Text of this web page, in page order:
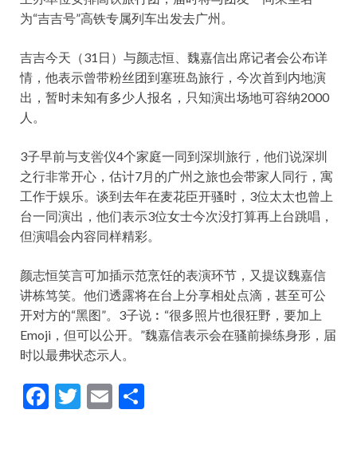
为“吉吉号”高铁专属列车出发去广州。
吉吉今天（31日）与颜志恒、魏嘉信出席记者会公布详
情，他表示曾带粉丝团到塞班岛旅行，今次首到内地演
出，暂时未知有多少人报名，只知演出场地可容纳2000
人。
3子早前与支喾仪4个家庭一同到深圳旅行，他们说深圳
之行非常开心，估计7月的广州之旅也会带家人同行，寓
工作于娱乐。谈到去年在麦花臣开骚时，3位太太也曾上
台一同演出，他们表示3位女士今次没打算再上台跳唱，
但演唱会内容同样精彩。
颜志恒笑言可加插示范烹饪的表演环节，又提议魏嘉信
讲栋笃笑。他们透露将在台上分享相处点滴，甚至可公
开对方的“黑图”。3子说︰“很多照片也很狂野，要加上
Emoji，但可以公开。”魏嘉信表示会在骚前操练身形，届
时以最弗状态示人。
F
T
E